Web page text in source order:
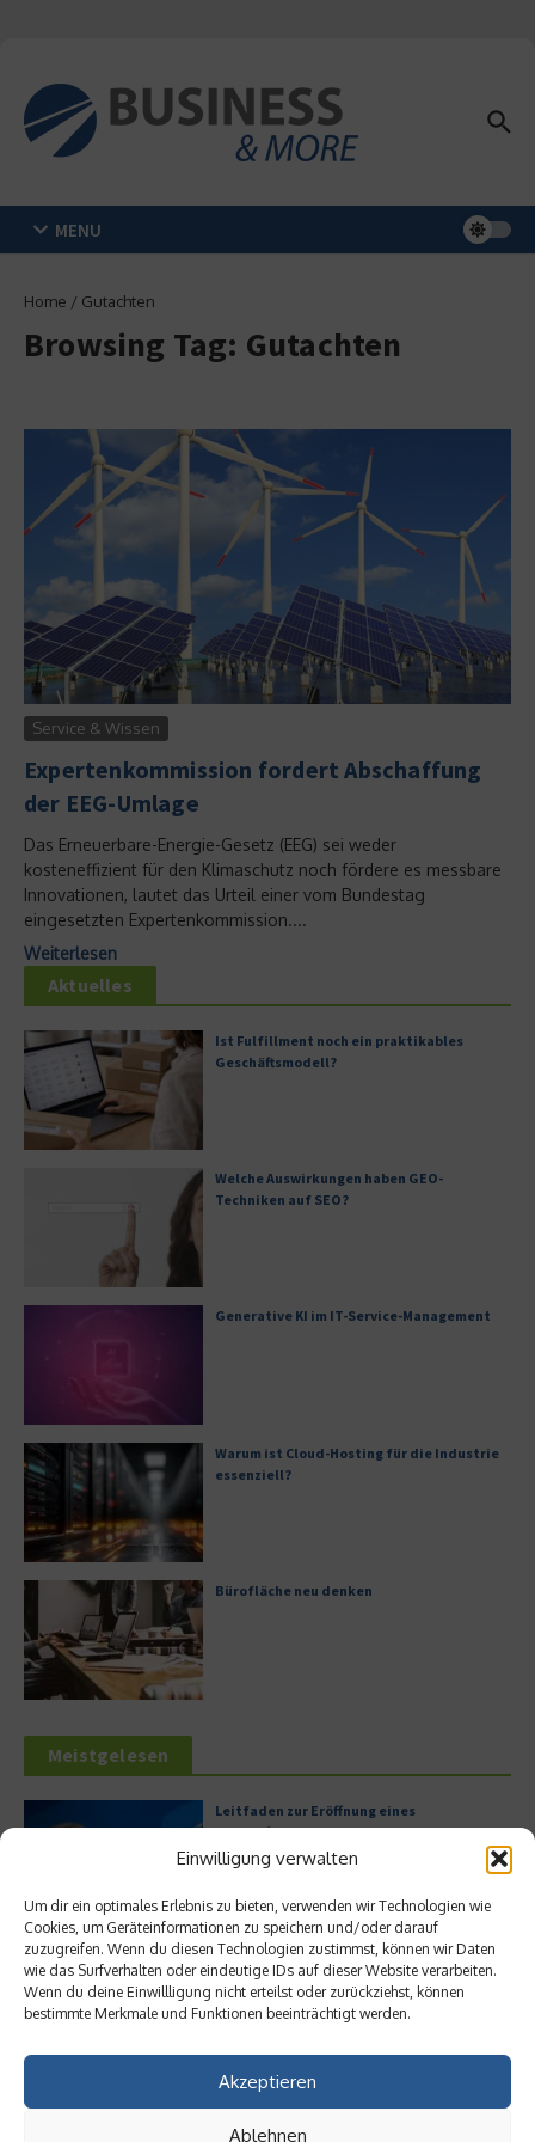
Einwilligung verwalten
Um dir ein optimales Erlebnis zu bieten, verwenden wir Technologien wie
Cookies, um Geräteinformationen zu speichern und/oder darauf
zuzugreifen. Wenn du diesen Technologien zustimmst, können wir Daten
wie das Surfverhalten oder eindeutige IDs auf dieser Website verarbeiten.
Wenn du deine Einwillligung nicht erteilst oder zurückziehst, können
bestimmte Merkmale und Funktionen beeinträchtigt werden.
Akzeptieren
Ablehnen
MENU
Home / Gutachten
Browsing Tag: Gutachten
Service & Wissen
Expertenkommission fordert Abschaffung
der EEG-Umlage
Das Erneuerbare-Energie-Gesetz (EEG) sei weder
kosteneffizient für den Klimaschutz noch fördere es messbare
Innovationen, lautet das Urteil einer vom Bundestag
eingesetzten Expertenkommission....
Weiterlesen
Aktuelles
Ist Fulfillment noch ein praktikables
Geschäftsmodell?
Welche Auswirkungen haben GEO-
Techniken auf SEO?
Generative KI im IT-Service-Management
Warum ist Cloud-Hosting für die Industrie
essenziell?
Bürofläche neu denken
Meistgelesen
Leitfaden zur Eröffnung eines
Geschäftskontos für kleine Unternehmen
Hilton Worldwide: Eine Ikone der globalen
Hotellerie im Wandel der Zeit
Digitalisierung als Wettbewerbsvorteil